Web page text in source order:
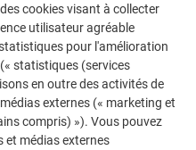
démontre la
d’autres projets
en aluminium
systèmes solaires et
cookies visant à collecter
utilisateur agréable
pour l'amélioration
statistiques (services
en outre des activités de
externes (« marketing et
compris) »). Vous pouvez
et médias externes